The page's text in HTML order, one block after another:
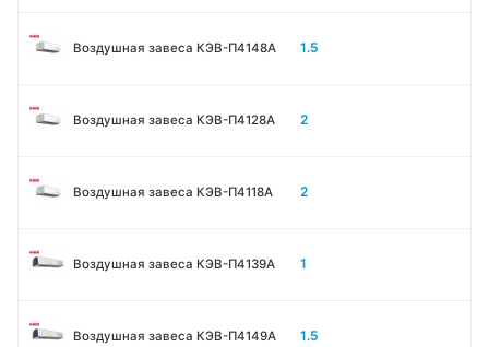
Воздушная завеса КЭВ-П4148А 1.5
Воздушная завеса КЭВ-П4128А 2
Воздушная завеса КЭВ-П4118А 2
Воздушная завеса КЭВ-П4139А 1
Воздушная завеса КЭВ-П4149А 1.5